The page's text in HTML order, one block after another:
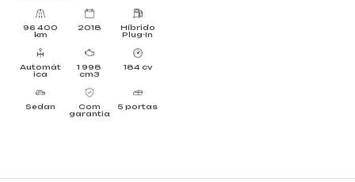
96 400
km
2018
Híbrido
Plug-In
Automát
ica
1 998
cm3
184 cv
Sedan
Com
garantia
5 portas